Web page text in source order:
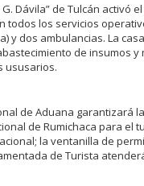
G. Dávila” de Tulcán activó
todos los servicios
y dos ambulancias. La
de insumos y
ususarios.
de Aduana garantizará
de Rumichaca para el
la ventanilla de
de Turista